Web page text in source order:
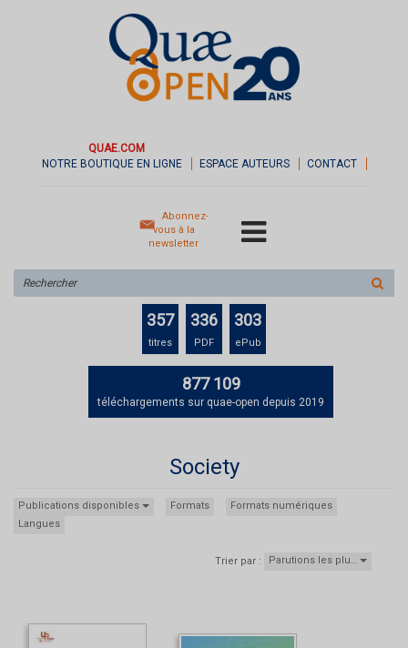
QUAE.COM
NOTRE BOUTIQUE EN LIGNE
ESPACE AUTEURS CONTACT
Abonnez-
vous à la
newsletter
sur
le
357
titres
336
PDF
303
ePub
877 109
téléchargements sur quae-open depuis 2019
Society
Publications disponibles Formats
Formats numériques
Langues
Trier par : Parutions les plu…